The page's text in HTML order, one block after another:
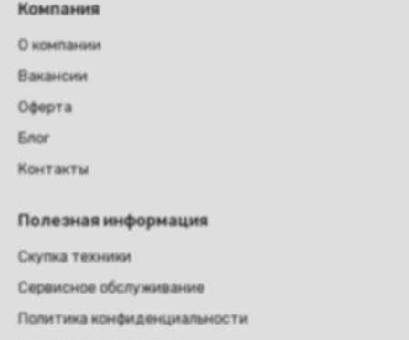
Компания
О компании
Вакансии
Оферта
Блог
Контакты
Полезная информация
Скупка техники
Сервисное обслуживание
Политика конфиденциальности